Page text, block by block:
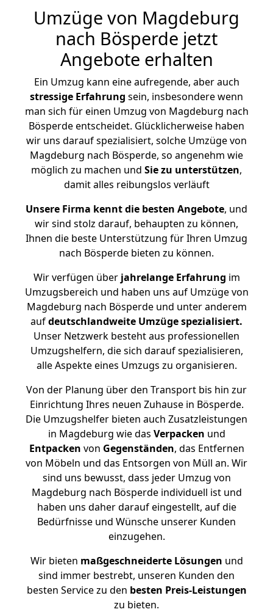
Umzüge von Magdeburg
nach Bösperde jetzt
Angebote erhalten
Ein Umzug kann eine aufregende, aber auch
stressige Erfahrung sein, insbesondere wenn
man sich für einen Umzug von Magdeburg nach
Bösperde entscheidet. Glücklicherweise haben
wir uns darauf spezialisiert, solche Umzüge von
Magdeburg nach Bösperde, so angenehm wie
möglich zu machen und Sie zu unterstützen,
damit alles reibungslos verläuft
Unsere Firma kennt die besten Angebote, und
wir sind stolz darauf, behaupten zu können,
Ihnen die beste Unterstützung für Ihren Umzug
nach Bösperde bieten zu können.
Wir verfügen überjahrelange Erfahrung im
Umzugsbereich und haben uns auf Umzüge von
Magdeburg nach Bösperde und unter anderem
aufdeutschlandweite Umzüge spezialisiert.
Unser Netzwerk besteht aus professionellen
Umzugshelfern, die sich darauf spezialisieren,
alle Aspekte eines Umzugs zu organisieren.
Von der Planung über den Transport bis hin zur
Einrichtung Ihres neuen Zuhause in Bösperde.
Die Umzugshelfer bieten auch Zusatzleistungen
in Magdeburg wie das Verpacken und
Entpacken von Gegenständen, das Entfernen
von Möbeln und das Entsorgen von Müll an. Wir
sind uns bewusst, dass jeder Umzug von
Magdeburg nach Bösperde individuell ist und
haben uns daher darauf eingestellt, auf die
Bedürfnisse und Wünsche unserer Kunden
einzugehen.
Wir bieten maßgeschneiderte Lösungen und
sind immer bestrebt, unseren Kunden den
besten Service zu den besten Preis-Leistungen
zu bieten.